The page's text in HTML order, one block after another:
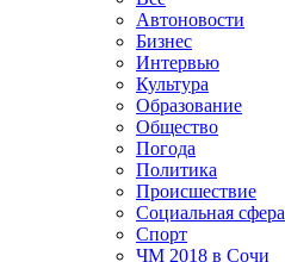
Автоновости
Бизнес
Интервью
Культура
Образование
Общество
Погода
Политика
Происшествие
Социальная сфера
Спорт
ЧМ 2018 в Сочи